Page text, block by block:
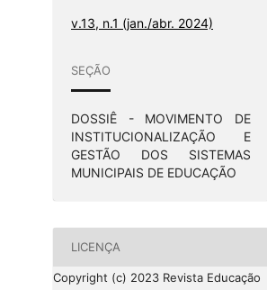
v.13, n.1 (jan./abr. 2024)
SEÇÃO
DOSSIÊ - MOVIMENTO DE
INSTITUCIONALIZAÇÃO E
GESTÃO DOS SISTEMAS
MUNICIPAIS DE EDUCAÇÃO
LICENÇA
Copyright (c) 2023 Revista Educação